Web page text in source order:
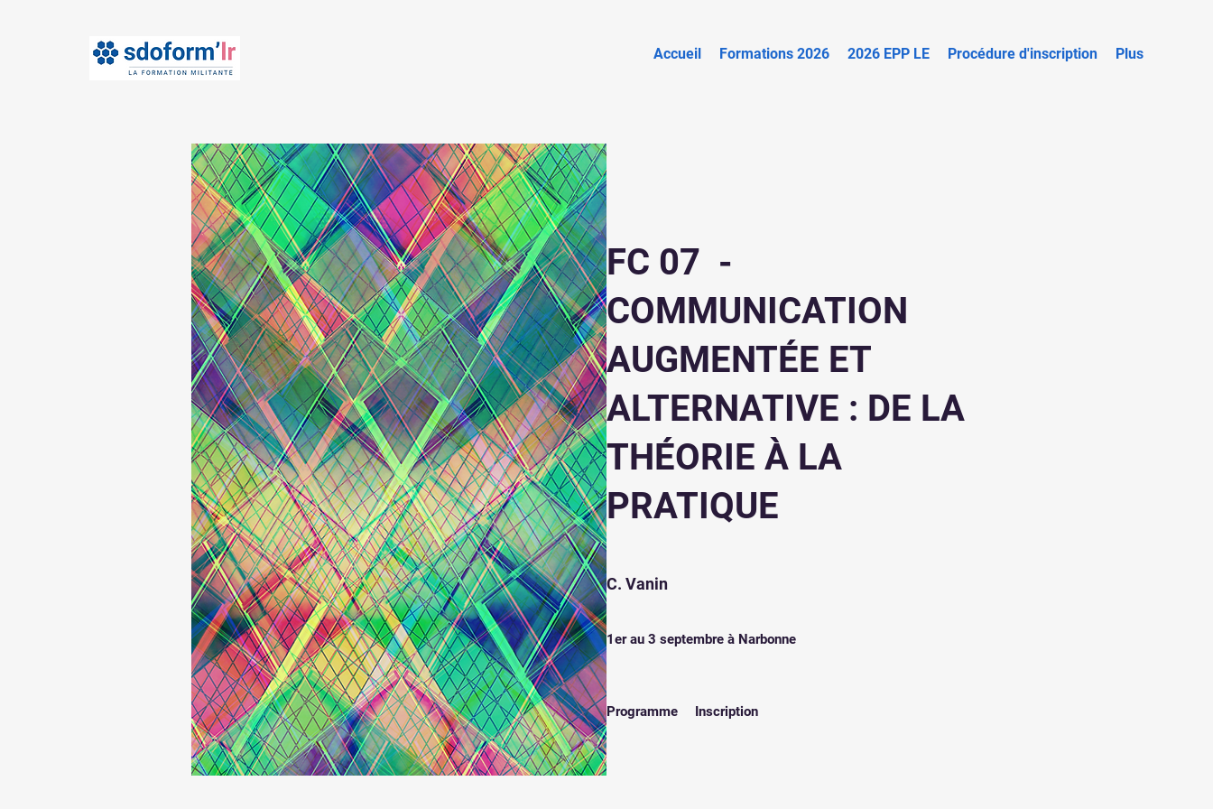
Accueil Formations 2026 2026 EPP LE Procédure d'inscription Plus
FC 07 -
COMMUNICATION
AUGMENTÉE ET
ALTERNATIVE : DE LA
THÉORIE À LA
PRATIQUE
C. Vanin
1er au 3 septembre à Narbonne
Programme Inscription